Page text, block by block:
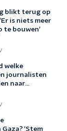
blikt terug op
is niets meer
te bouwen'
welke
journalisten
naar
'Stem